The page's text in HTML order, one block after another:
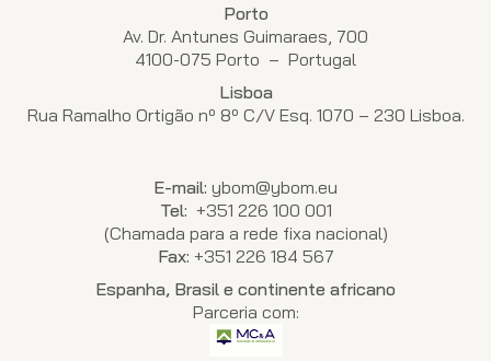
Porto
Av. Dr. Antunes Guimaraes, 700
4100-075 Porto – Portugal
Lisboa
Rua Ramalho Ortigão nº 8º C/V Esq. 1070 – 230 Lisboa.
E-mail: ybom@ybom.eu
Tel: +351 226 100 001
(Chamada para a rede fixa nacional)
Fax: +351 226 184 567
Espanha, Brasil e continente africano
Parceria com: